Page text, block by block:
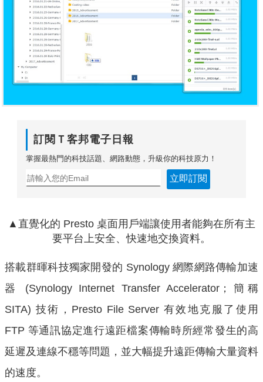
訂閱Ｔ客邦電子日報
掌握最熱門的科技話題、網路動態，升級你的科技原力！
立即訂閱
▲直覺化的 Presto 桌面用戶端讓使用者能夠在所有主
要平台上安全、快速地交換資料。
搭載群暉科技獨家開發的 Synology 網際網路傳輸加速
器 (Synology Internet Transfer Accelerator；簡稱
SITA) 技術，Presto File Server 有效地克服了使用
FTP 等通訊協定進行遠距檔案傳輸時所經常發生的高
延遲及連線不穩等問題，並大幅提升遠距傳輸大量資料
的速度。